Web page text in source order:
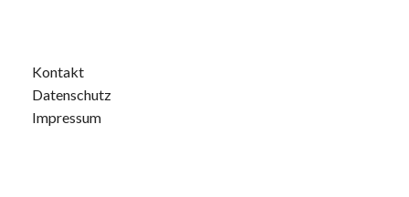
Kontakt
Datenschutz
Impressum